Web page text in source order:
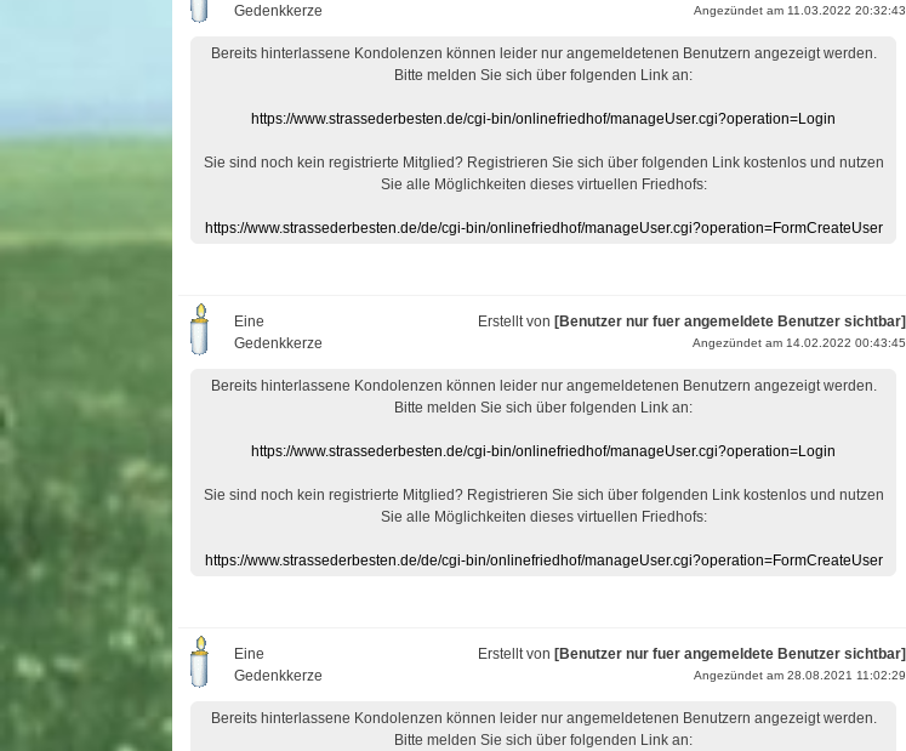
Gedenkkerze
Angezündet am 11.03.2022 20:32:43
Bereits hinterlassene Kondolenzen können leider nur angemeldetenen Benutzern angezeigt werden.
Bitte melden Sie sich über folgenden Link an:
https://www.strassederbesten.de/cgi-bin/onlinefriedhof/manageUser.cgi?operation=Login
Sie sind noch kein registrierte Mitglied? Registrieren Sie sich über folgenden Link kostenlos und nutzen
Sie alle Möglichkeiten dieses virtuellen Friedhofs:
https://www.strassederbesten.de/de/cgi-bin/onlinefriedhof/manageUser.cgi?operation=FormCreateUser
Eine
Gedenkkerze
Erstellt von [Benutzer nur fuer angemeldete Benutzer sichtbar]
Angezündet am 14.02.2022 00:43:45
Bereits hinterlassene Kondolenzen können leider nur angemeldetenen Benutzern angezeigt werden.
Bitte melden Sie sich über folgenden Link an:
https://www.strassederbesten.de/cgi-bin/onlinefriedhof/manageUser.cgi?operation=Login
Sie sind noch kein registrierte Mitglied? Registrieren Sie sich über folgenden Link kostenlos und nutzen
Sie alle Möglichkeiten dieses virtuellen Friedhofs:
https://www.strassederbesten.de/de/cgi-bin/onlinefriedhof/manageUser.cgi?operation=FormCreateUser
Eine
Gedenkkerze
Erstellt von [Benutzer nur fuer angemeldete Benutzer sichtbar]
Angezündet am 28.08.2021 11:02:29
Bereits hinterlassene Kondolenzen können leider nur angemeldetenen Benutzern angezeigt werden.
Bitte melden Sie sich über folgenden Link an: